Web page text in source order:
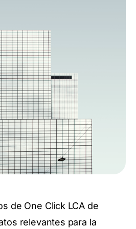
de One Click LCA de
relevantes para la